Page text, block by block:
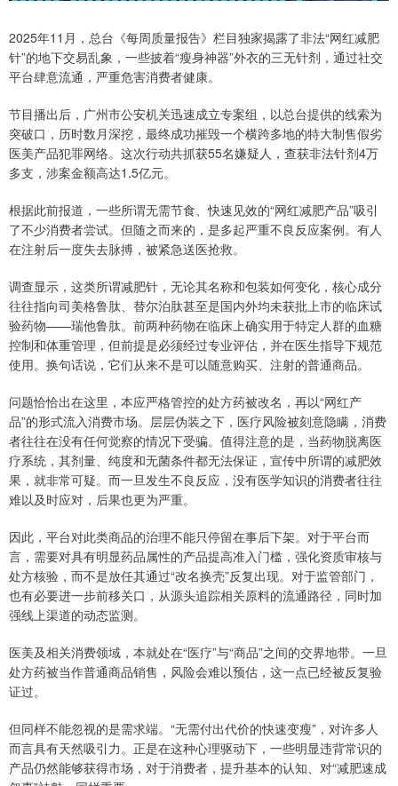
2025年11月，总台《每周质量报告》栏目独家揭露了非法“网红减肥
针”的地下交易乱象，一些披着“瘦身神器”外衣的三无针剂，通过社交
平台肆意流通，严重危害消费者健康。
节目播出后，广州市公安机关迅速成立专案组，以总台提供的线索为
突破口，历时数月深挖，最终成功摧毁一个横跨多地的特大制售假劣
医美产品犯罪网络。这次行动共抓获55名嫌疑人，查获非法针剂4万
多支，涉案金额高达1.5亿元。
根据此前报道，一些所谓无需节食、快速见效的“网红减肥产品”吸引
了不少消费者尝试。但随之而来的，是多起严重不良反应案例。有人
在注射后一度失去脉搏，被紧急送医抢救。
调查显示，这类所谓减肥针，无论其名称和包装如何变化，核心成分
往往指向司美格鲁肽、替尔泊肽甚至是国内外均未获批上市的临床试
验药物——瑞他鲁肽。前两种药物在临床上确实用于特定人群的血糖
控制和体重管理，但前提是必须经过专业评估，并在医生指导下规范
使用。换句话说，它们从来不是可以随意购买、注射的普通商品。
问题恰恰出在这里，本应严格管控的处方药被改名，再以“网红产
品”的形式流入消费市场。层层伪装之下，医疗风险被刻意隐瞒，消费
者往往在没有任何觉察的情况下受骗。值得注意的是，当药物脱离医
疗系统，其剂量、纯度和无菌条件都无法保证，宣传中所谓的减肥效
果，就非常可疑。而一旦发生不良反应，没有医学知识的消费者往往
难以及时应对，后果也更为严重。
因此，平台对此类商品的治理不能只停留在事后下架。对于平台而
言，需要对具有明显药品属性的产品提高准入门槛，强化资质审核与
处方核验，而不是放任其通过“改名换壳”反复出现。对于监管部门，
也有必要进一步前移关口，从源头追踪相关原料的流通路径，同时加
强线上渠道的动态监测。
医美及相关消费领域，本就处在“医疗”与“商品”之间的交界地带。一旦
处方药被当作普通商品销售，风险会难以预估，这一点已经被反复验
证过。
但同样不能忽视的是需求端。“无需付出代价的快速变瘦”，对许多人
而言具有天然吸引力。正是在这种心理驱动下，一些明显违背常识的
产品仍然能够获得市场，对于消费者，提升基本的认知、对“减肥速成